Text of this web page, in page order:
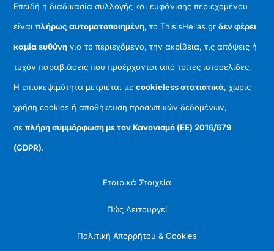
Επειδή η διαδικασία συλλογής και εμφάνισης περιεχομένου
είναιπλήρως αυτοματοποιημένη, το ThisisHellas.grδεν φέρει
καμία ευθύνη για το περιεχόμενο, την ακρίβεια, τις απόψεις ή
τυχόν παραβιάσεις που προέρχονται από τρίτες ιστοσελίδες.
Η επισκεψιμότητα μετριέται μεcookieless στατιστικά, χωρίς
χρήση cookies ή αποθήκευση προσωπικών δεδομένων,
σεπλήρη συμμόρφωση με τον Κανονισμό (ΕΕ) 2016/679
(GDPR).
Εταιρικά Στοιχεία
Πώς Λειτουργεί
Πολιτική Απορρήτου & Cookies